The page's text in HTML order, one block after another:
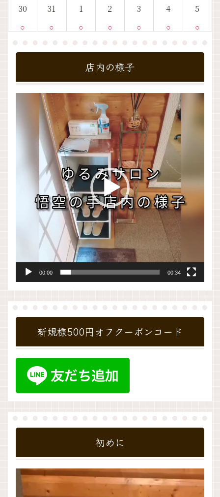
30
○
31
○
1
○
2
○
3
○
4
○
5
○
店内の様子
00:00 00:34
新規様500円オフクーポンコード
初めに
動